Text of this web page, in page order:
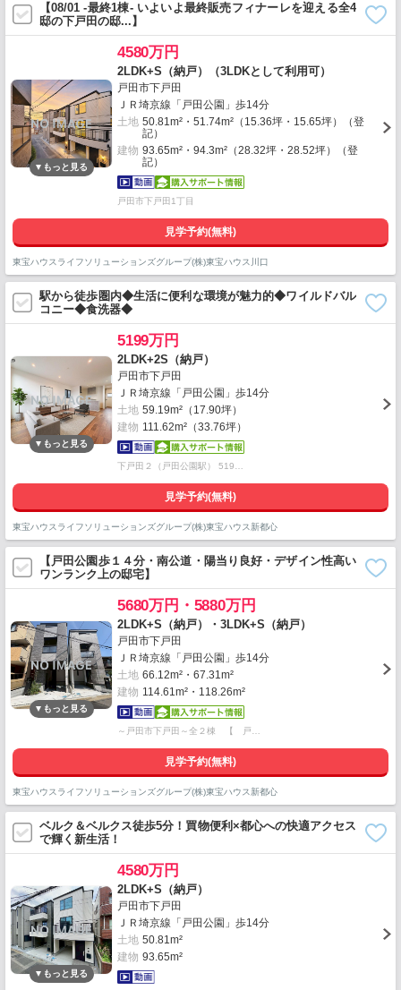
【08/01 -最終1棟- いよいよ最終販売フィナーレを迎える全4
邸の下戸田の邸...】
4580万円
2LDK+S（納戸）（3LDKとして利用可）
戸田市下戸田
ＪＲ埼京線「戸田公園」歩14分
土地 50.81m²・51.74m²（15.36坪・15.65坪）（登
記）
建物 93.65m²・94.3m²（28.32坪・28.52坪）（登
記）
戸田市下戸田1丁目
見学予約(無料)
東宝ハウスライフソリューションズグループ(株)東宝ハウス川口
駅から徒歩圏内◆生活に便利な環境が魅力的◆ワイルドバル
コニー◆食洗器◆
5199万円
2LDK+2S（納戸）
戸田市下戸田
ＪＲ埼京線「戸田公園」歩14分
土地 59.19m²（17.90坪）
建物 111.62m²（33.76坪）
下戸田２（戸田公園駅） 519…
見学予約(無料)
東宝ハウスライフソリューションズグループ(株)東宝ハウス新都心
【戸田公園歩１４分・南公道・陽当り良好・デザイン性高い
ワンランク上の邸宅】
5680万円・5880万円
2LDK+S（納戸）・3LDK+S（納戸）
戸田市下戸田
ＪＲ埼京線「戸田公園」歩14分
土地 66.12m²・67.31m²
建物 114.61m²・118.26m²
～戸田市下戸田～全２棟 【 戸…
見学予約(無料)
東宝ハウスライフソリューションズグループ(株)東宝ハウス新都心
ベルク＆ベルクス徒歩5分！買物便利×都心への快適アクセス
で輝く新生活！
4580万円
2LDK+S（納戸）
戸田市下戸田
ＪＲ埼京線「戸田公園」歩14分
土地 50.81m²
建物 93.65m²